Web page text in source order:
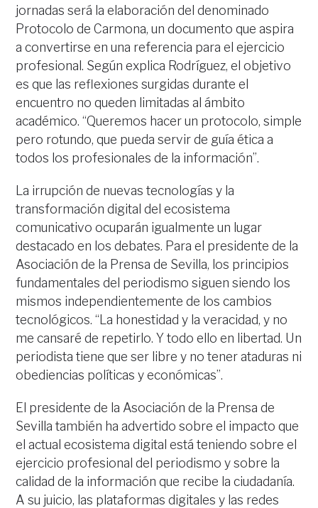
jornadas será la elaboración del denominado
Protocolo de Carmona, un documento que aspira
a convertirse en una referencia para el ejercicio
profesional. Según explica Rodríguez, el objetivo
es que las reflexiones surgidas durante el
encuentro no queden limitadas al ámbito
académico. “Queremos hacer un protocolo, simple
pero rotundo, que pueda servir de guía ética a
todos los profesionales de la información”.
La irrupción de nuevas tecnologías y la
transformación digital del ecosistema
comunicativo ocuparán igualmente un lugar
destacado en los debates. Para el presidente de la
Asociación de la Prensa de Sevilla, los principios
fundamentales del periodismo siguen siendo los
mismos independientemente de los cambios
tecnológicos. “La honestidad y la veracidad, y no
me cansaré de repetirlo. Y todo ello en libertad. Un
periodista tiene que ser libre y no tener ataduras ni
obediencias políticas y económicas”.
El presidente de la Asociación de la Prensa de
Sevilla también ha advertido sobre el impacto que
el actual ecosistema digital está teniendo sobre el
ejercicio profesional del periodismo y sobre la
calidad de la información que recibe la ciudadanía.
A su juicio, las plataformas digitales y las redes